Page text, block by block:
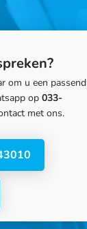
om u een passend
op 033-
met ons.